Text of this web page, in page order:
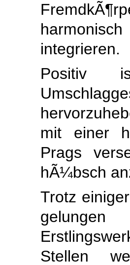
integrieren.
Positiv
mit einer
Prags
hÃ¼bsch
Trotz
gelungen
Stellen